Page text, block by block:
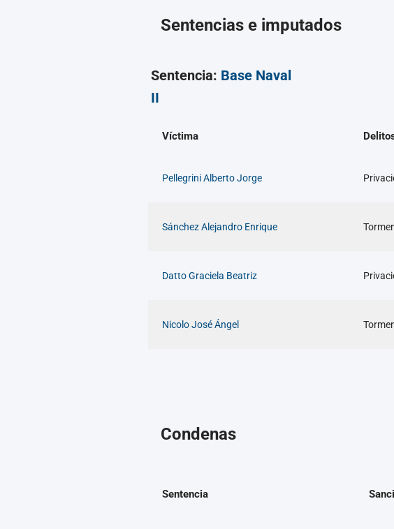
Sentencias e imputados
Sentencia: Base Naval
II
Víctima
Pellegrini Alberto Jorge
Sánchez Alejandro Enrique
Datto Graciela Beatriz
Nicolo José Ángel
Condenas
Sentencia